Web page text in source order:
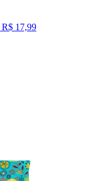
R$ 17,99